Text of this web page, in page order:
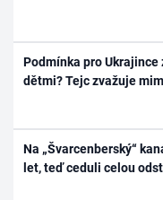
Podmínka pro
dětmi? Tejc zvažuje
Na „Švarcenberský“
let, teď ceduli celou